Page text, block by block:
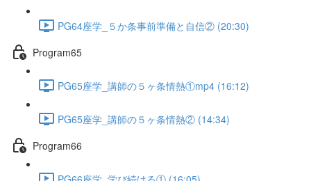
PG64座学_５か条事前準備と自信② (20:30)
Program65
PG65座学_講師の５ヶ条情熱①mp4 (16:12)
PG65座学_講師の５ヶ条情熱② (14:34)
Program66